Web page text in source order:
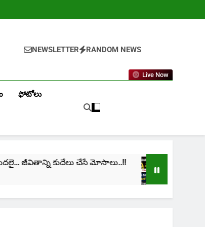
NEWSLETTER RANDOM NEWS
Live Now
ఫోటోలు
కుదేలు చేసే మోసాలు..!!